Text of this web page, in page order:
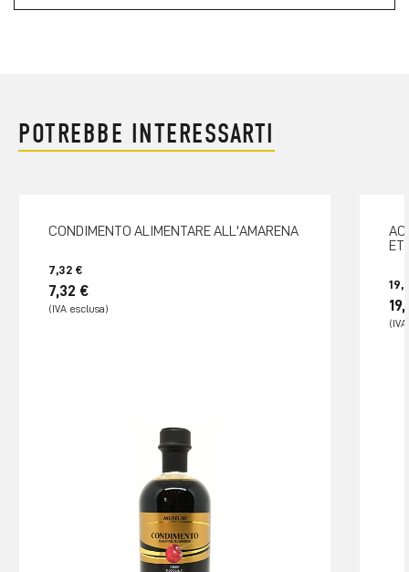
POTREBBE INTERESSARTI
CONDIMENTO ALIMENTARE ALL'AMARENA
7,32 €
7,32 €